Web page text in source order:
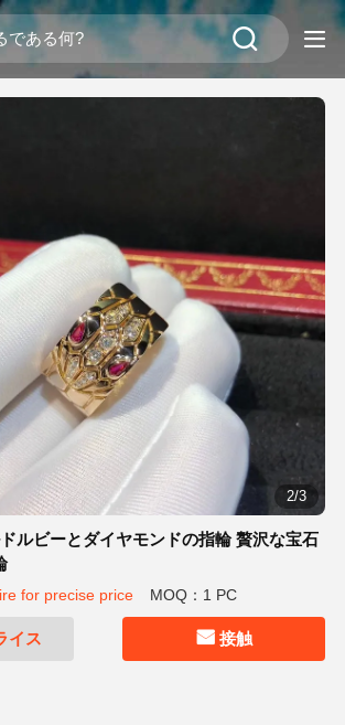
2/3
ルビーとダイヤモンドの指輪 贅沢な宝石
for precise price MOQ：1 PC
イス 接触